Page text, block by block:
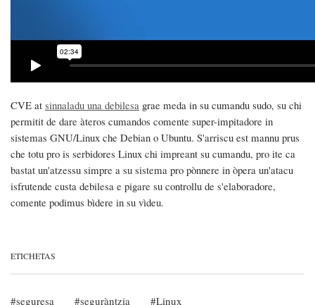
CVE at sinnaladu una debilesa grae meda in su cumandu sudo, su chi
permitit de dare àteros cumandos comente super-impitadore in
sistemas GNU/Linux che Debian o Ubuntu. S'arriscu est mannu prus
che totu pro is serbidores Linux chi impreant su cumandu, pro ite ca
bastat un'atzessu simpre a su sistema pro pònnere in òpera un'atacu
isfrutende custa debilesa e pigare su controllu de s'elaboradore,
comente podimus bìdere in su vìdeu.
ETICHETAS
seguresa seguràntzia Linux